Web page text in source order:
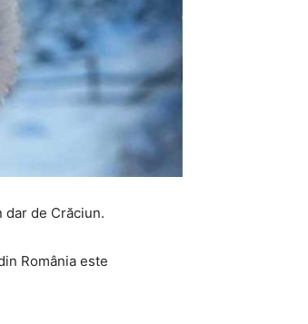
dar de Crăciun.
România este